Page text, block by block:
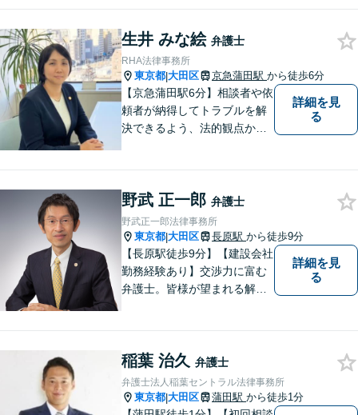
生井 みな絵 弁護士
RHA法律事務所
東京都|大田区 京急蒲田駅 から徒歩6分
【京急蒲田駅6分】相談者や依
頼者が納得してトラブルを解
決できるよう、法的観点から
善の解決策を共に検討したい
と考えています。 是非お気軽
にお問合せください。
詳細を見
る
野武 正一郎 弁護士
野武正一郎法律事務所
東京都|大田区 長原駅 から徒歩9分
【長原駅徒歩9分】【建設会社
勤務経験あり】交渉力に富む
弁護士。皆様が望まれる解決
な方はお気軽にお声掛けくだ
さい。【電話・メール相談
可】
詳細を見
る
稲葉 治久 弁護士
弁護士法人稲葉セントラル法律事務所
東京都|大田区 蒲田駅 から徒歩1分